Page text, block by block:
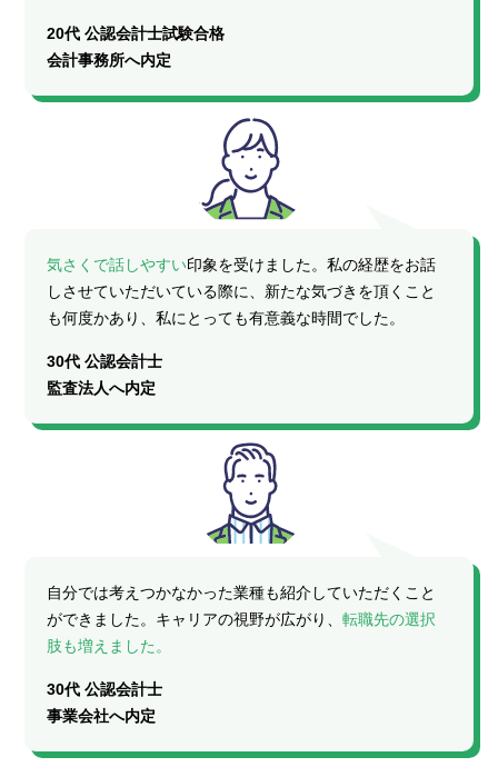
20代 公認会計士試験合格
会計事務所へ内定
気さくで話しやすい印象を受けました。私の経歴をお話
しさせていただいている際に、新たな気づきを頂くこと
も何度かあり、私にとっても有意義な時間でした。
30代 公認会計士
監査法人へ内定
自分では考えつかなかった業種も紹介していただくこと
ができました。キャリアの視野が広がり、転職先の選択
肢も増えました。
30代 公認会計士
事業会社へ内定